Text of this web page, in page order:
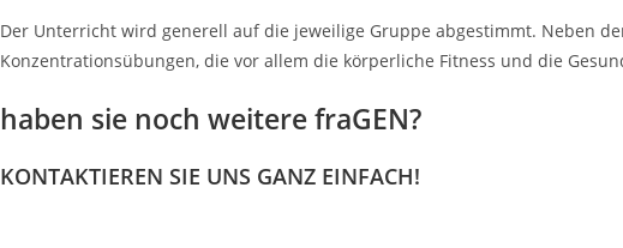
Der Unterricht wird generell auf die jeweilige Gruppe abgestimmt. Neben
Konzentrationsübungen, die vor allem die körperliche Fitness und die
haben sie noch weitere fraGEN?
KONTAKTIEREN SIE UNS GANZ EINFACH!